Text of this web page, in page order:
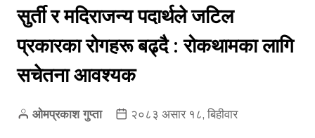
सुर्ती र मदिराजन्य पदार्थले जटिल
प्रकारका रोगहरू बढ्दै : रोकथामका लागि
सचेतना आवश्यक
ओमप्रकाश गुप्ता २०८३ असार १८, बिहीवार